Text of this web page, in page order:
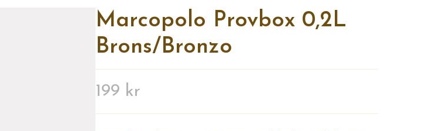
Marcopolo Provbox 0,2L
Brons/Bronzo
199 kr